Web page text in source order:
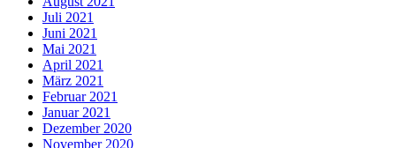
Juli 2021
Juni 2021
Mai 2021
April 2021
März 2021
Februar 2021
Januar 2021
Dezember 2020
November 2020